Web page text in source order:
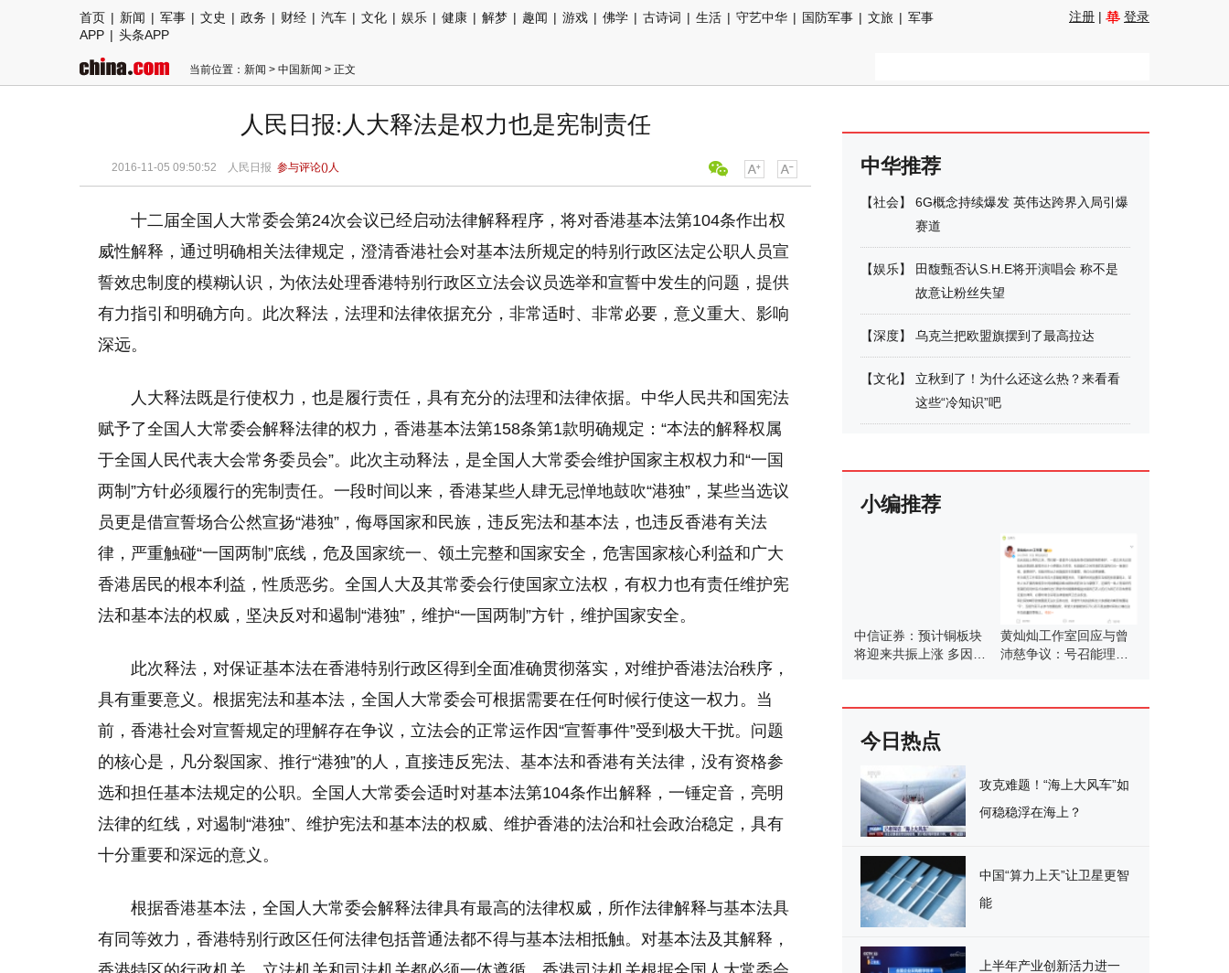
首页 | 新闻 | 军事 | 文史 | 政务 | 财经 | 汽车 | 文化 | 娱乐 | 健康 | 解梦 | 趣闻 | 游戏 | 佛学 | 古诗词 | 生活 | 守艺中华 | 国防军事 | 文旅 | 军事
APP | 头条APP
注册 | 登录
当前位置： 新闻 > 中国新闻 > 正文
人民日报:人大释法是权力也是宪制责任
2016-11-05 09:50:52 人民日报 参与评论()人
十二届全国人大常委会第24次会议已经启动法律解释程序，将对香港基本法第104条作出权
威性解释，通过明确相关法律规定，澄清香港社会对基本法所规定的特别行政区法定公职人员宣
誓效忠制度的模糊认识，为依法处理香港特别行政区立法会议员选举和宣誓中发生的问题，提供
有力指引和明确方向。此次释法，法理和法律依据充分，非常适时、非常必要，意义重大、影响
深远。
人大释法既是行使权力，也是履行责任，具有充分的法理和法律依据。中华人民共和国宪法
赋予了全国人大常委会解释法律的权力，香港基本法第158条第1款明确规定：“本法的解释权属
于全国人民代表大会常务委员会”。此次主动释法，是全国人大常委会维护国家主权权力和“一国
两制”方针必须履行的宪制责任。一段时间以来，香港某些人肆无忌惮地鼓吹“港独”，某些当选议
员更是借宣誓场合公然宣扬“港独”，侮辱国家和民族，违反宪法和基本法，也违反香港有关法
律，严重触碰“一国两制”底线，危及国家统一、领土完整和国家安全，危害国家核心利益和广大
香港居民的根本利益，性质恶劣。全国人大及其常委会行使国家立法权，有权力也有责任维护宪
法和基本法的权威，坚决反对和遏制“港独”，维护“一国两制”方针，维护国家安全。
此次释法，对保证基本法在香港特别行政区得到全面准确贯彻落实，对维护香港法治秩序，
具有重要意义。根据宪法和基本法，全国人大常委会可根据需要在任何时候行使这一权力。当
前，香港社会对宣誓规定的理解存在争议，立法会的正常运作因“宣誓事件”受到极大干扰。问题
的核心是，凡分裂国家、推行“港独”的人，直接违反宪法、基本法和香港有关法律，没有资格参
选和担任基本法规定的公职。全国人大常委会适时对基本法第104条作出解释，一锤定音，亮明
法律的红线，对遏制“港独”、维护宪法和基本法的权威、维护香港的法治和社会政治稳定，具有
十分重要和深远的意义。
根据香港基本法，全国人大常委会解释法律具有最高的法律权威，所作法律解释与基本法具
有同等效力，香港特别行政区任何法律包括普通法都不得与基本法相抵触。对基本法及其解释，
中华推荐
【社会】
6G概念持续爆发 英伟达跨界入局引爆
赛道
【娱乐】
田馥甄否认S.H.E将开演唱会 称不是
故意让粉丝失望
【深度】 乌克兰把欧盟旗摆到了最高拉达
【文化】
立秋到了！为什么还这么热？来看看
这些“冷知识”吧
小编推荐
中信证券：预计铜板块
将迎来共振上涨 多因素
黄灿灿工作室回应与曾
沛慈争议：号召能理智
今日热点
攻克难题！“海上大风车”如
何稳稳浮在海上？
中国“算力上天”让卫星更智
能
上半年产业创新活力进一